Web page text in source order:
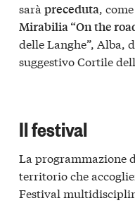
sarà preceduta ,
Mirabilia “On the
delle Langhe”, Alba,
suggestivo Cortile
Il festival
La programmazione
territorio che
Festival